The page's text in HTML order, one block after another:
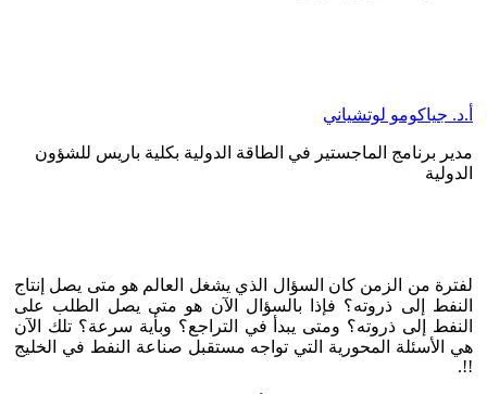
أ.د. جياكومو لوتشياني
مدير برنامج الماجستير في الطاقة الدولية بكلية باريس للشؤون
الدولية
لفترة من الزمن كان السؤال الذي يشغل العالم هو متى يصل إنتاج
النفط إلى ذروته؟ فإذا بالسؤال الآن هو متى يصل الطلب على
النفط إلى ذروته؟ ومتى يبدأ في التراجع؟ وبأية سرعة؟ تلك الآن
هي الأسئلة المحورية التي تواجه مستقبل صناعة النفط في الخليج
!!.